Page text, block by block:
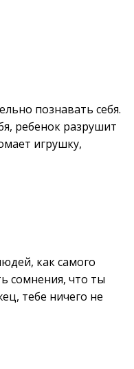
познавать себя.
ребенок разрушит
игрушку,
как самого
сомнения, что ты
тебе ничего не